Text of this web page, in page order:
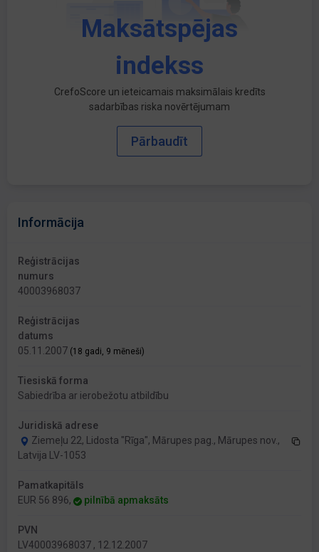
Maksātspējas
indekss
CrefoScore un ieteicamais maksimālais kredīts
sadarbības riska novērtējumam
Pārbaudīt
Informācija
Reģistrācijas
numurs
40003968037
Reģistrācijas
datums
05.11.2007 (18 gadi, 9 mēneši)
Tiesiskā forma
Sabiedrība ar ierobežotu atbildību
Juridiskā adrese
Ziemeļu 22, Lidosta "Rīga", Mārupes pag., Mārupes nov.,
Latvija LV-1053
Pamatkapitāls
EUR 56 896,
pilnībā apmaksāts
PVN
LV40003968037 , 12.12.2007